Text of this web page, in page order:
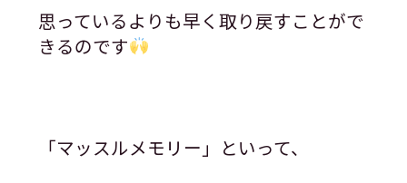
思っているよりも早く取り戻すことがで
きるのです
「マッスルメモリー」といって、